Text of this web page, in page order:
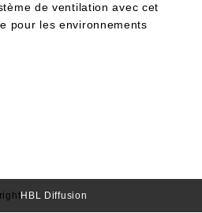
de ventilation avec cet
pour les environnements
HBL Diffusion